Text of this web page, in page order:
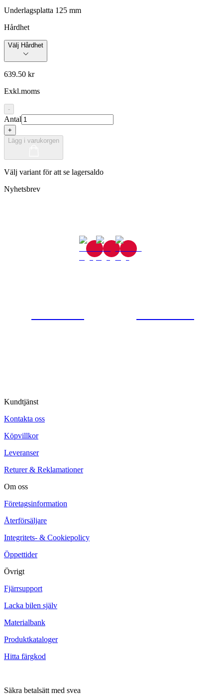
Underlagsplatta 125 mm
Hårdhet
Välj Hårdhet
639.50 kr
Exkl.moms
-
Antal
+
Lägg i varukorgen
Välj variant för att se lagersaldo
Nyhetsbrev
Kundtjänst
Kontakta oss
Köpvillkor
Leveranser
Returer & Reklamationer
Om oss
Företagsinformation
Återförsäljare
Integritets- & Cookiepolicy
Öppettider
Övrigt
Fjärrsupport
Lacka bilen själv
Materialbank
Produktkataloger
Hitta färgkod
Säkra betalsätt med svea